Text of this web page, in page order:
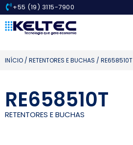
+55 (19) 3115-7900
INÍCIO / RETENTORES E BUCHAS / RE658510T
RE658510T
RETENTORES E BUCHAS